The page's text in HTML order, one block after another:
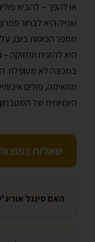
או להפך – להביא
שנייה היא לבחור
מספר הכוסות ביום,
היא להזניח תחזוקה –
במכונה לא מטופלת.
מתאימה, פולים
היומיומית של
שאלות
האם סינגל